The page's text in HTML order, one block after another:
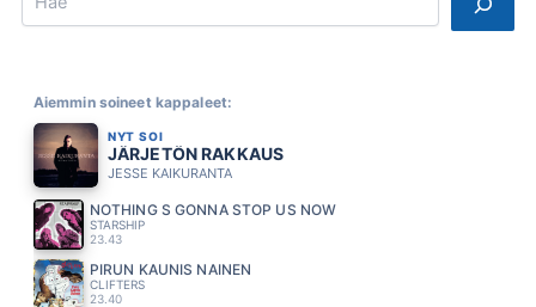
Aiemmin soineet kappaleet:
NYT SOI
JÄRJETÖN RAKKAUS
JESSE KAIKURANTA
NOTHING S GONNA STOP US NOW
STARSHIP
23.43
PIRUN KAUNIS NAINEN
CLIFTERS
23.40